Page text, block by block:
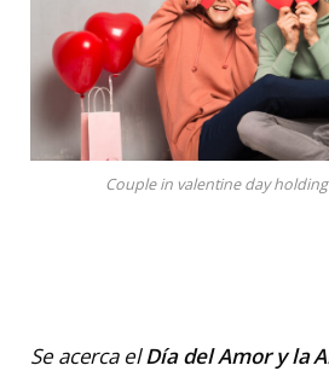
Couple in valentine day
Se acerca elDía del Amor y la